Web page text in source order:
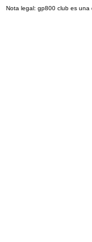
Nota legal: gp800 club es